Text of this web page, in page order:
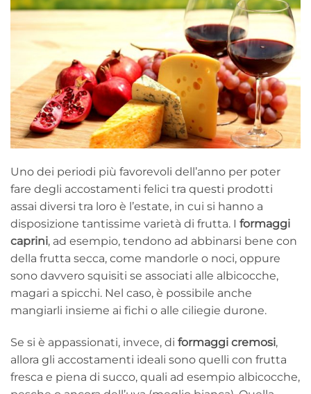
Uno dei periodi più favorevoli dell’anno per poter
fare degli accostamenti felici tra questi prodotti
assai diversi tra loro è l’estate, in cui si hanno a
disposizione tantissime varietà di frutta. I formaggi
caprini, ad esempio, tendono ad abbinarsi bene con
della frutta secca, come mandorle o noci, oppure
sono davvero squisiti se associati alle albicocche,
magari a spicchi. Nel caso, è possibile anche
mangiarli insieme ai fichi o alle ciliegie durone.
Se si è appassionati, invece, di formaggi cremosi,
allora gli accostamenti ideali sono quelli con frutta
fresca e piena di succo, quali ad esempio albicocche,